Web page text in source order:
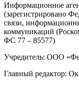
Информационное
(зарегистрировано
связи,
коммуникаций
ФС 77 – 85577)
Учредитель: ООО
Главный редактор: